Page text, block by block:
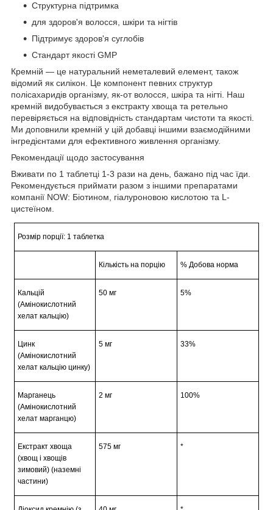
Структурна підтримка
для здоров'я волосся, шкіри та нігтів
Підтримує здоров'я суглобів
Стандарт якості GMP
Кремній — це натуральний неметалевий елемент, також
відомий як силікон. Це компонент певних структур
полісахаридів організму, як-от волосся, шкіра та нігті. Наш
кремній видобувається з екстракту хвоща та ретельно
перевіряється на відповідність стандартам чистоти та якості.
Ми доповнили кремній у цій добавці іншими взаємодійними
інгредієнтами для ефективного живлення організму.
Рекомендації щодо застосування
Вживати по 1 таблетці 1-3 рази на день, бажано під час їди.
Рекомендується приймати разом з іншими препаратами
компанії NOW: Біотином, гіалуроновою кислотою та L-
цистеїном.
Розмір порції: 1 таблетка
Кількість на порцію % Добова норма
Кальцій
(Амінокислотний
хелат кальцію)
50 мг 5%
Цинк
(Амінокислотний
хелат кальцію цинку)
5 мг 33%
Марганець
(Амінокислотний
хелат марганцю)
2 мг 100%
Екстракт хвоща
(хвощ і хвощів
зимовий) (наземні
частини)
575 мг *